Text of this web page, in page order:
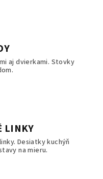
aj dvierkami. Stovky
LINKY
Desiatky kuchýň
na mieru.